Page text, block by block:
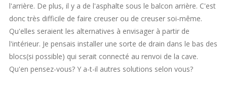
l'arrière. De plus, il y a de l'asphalte sous le balcon arrière. C'est
donc très difficile de faire creuser ou de creuser soi-même.
Qu'elles seraient les alternatives à envisager à partir de
l'intérieur. Je pensais installer une sorte de drain dans le bas des
blocs(si possible) qui serait connecté au renvoi de la cave.
Qu'en pensez-vous? Y a-t-il autres solutions selon vous?